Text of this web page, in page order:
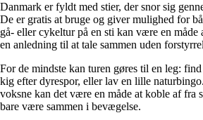
Danmark er fyldt med stier, der snor sig
De er gratis at bruge og giver mulighed for
gå- eller cykeltur på en sti kan være en måde
en anledning til at tale sammen uden
For de mindste kan turen gøres til en leg:
kig efter dyrespor, eller lav en lille
voksne kan det være en måde at koble af fra
bare være sammen i bevægelse.